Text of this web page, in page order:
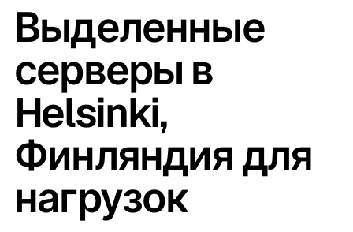
Выделенные
серверы в
Helsinki,
Финляндия для
нагрузок